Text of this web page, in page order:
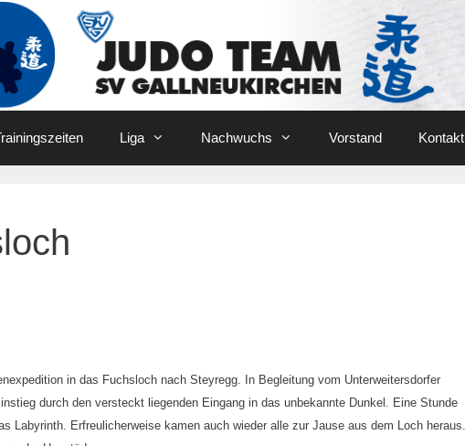
Liga Nachwuchs Vorstand Kontakt
in das Fuchsloch nach Steyregg. In Begleitung vom Unterweitersdorfer
durch den versteckt liegenden Eingang in das unbekannte Dunkel. Eine Stunde
Labyrinth. Erfreulicherweise kamen auch wieder alle zur Jause aus dem Loch heraus.